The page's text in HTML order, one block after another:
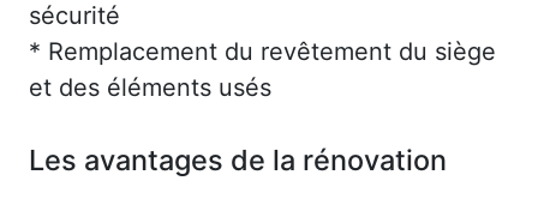
sécurité
* Remplacement du revêtement du siège
et des éléments usés
Les avantages de la rénovation